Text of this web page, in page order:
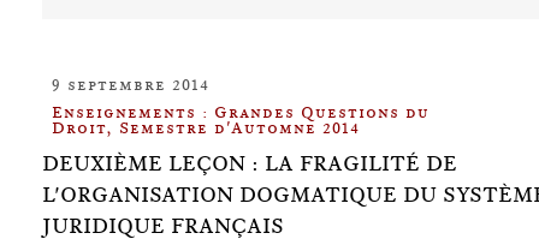
9 septembre 2014
Enseignements : Grandes Questions du
Droit, Semestre d'Automne 2014
DEUXIÈME LEÇON : LA FRAGILITÉ DE
L'ORGANISATION DOGMATIQUE DU
JURIDIQUE FRANÇAIS